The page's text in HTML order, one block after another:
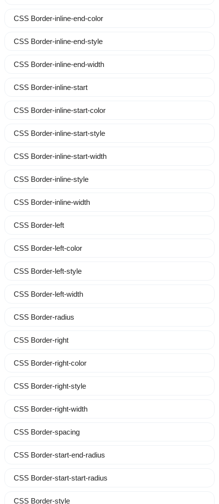
CSS Border-inline-end-color
CSS Border-inline-end-style
CSS Border-inline-end-width
CSS Border-inline-start
CSS Border-inline-start-color
CSS Border-inline-start-style
CSS Border-inline-start-width
CSS Border-inline-style
CSS Border-inline-width
CSS Border-left
CSS Border-left-color
CSS Border-left-style
CSS Border-left-width
CSS Border-radius
CSS Border-right
CSS Border-right-color
CSS Border-right-style
CSS Border-right-width
CSS Border-spacing
CSS Border-start-end-radius
CSS Border-start-start-radius
CSS Border-style